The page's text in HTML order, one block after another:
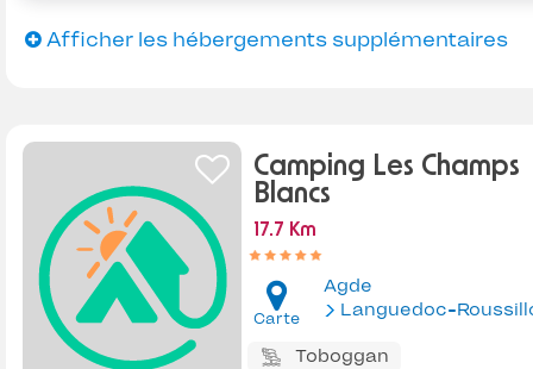
Afficher les hébergements supplémentaires
Camping Les Champs
Blancs
17.7 Km
Carte
Agde
Languedoc-
Toboggan